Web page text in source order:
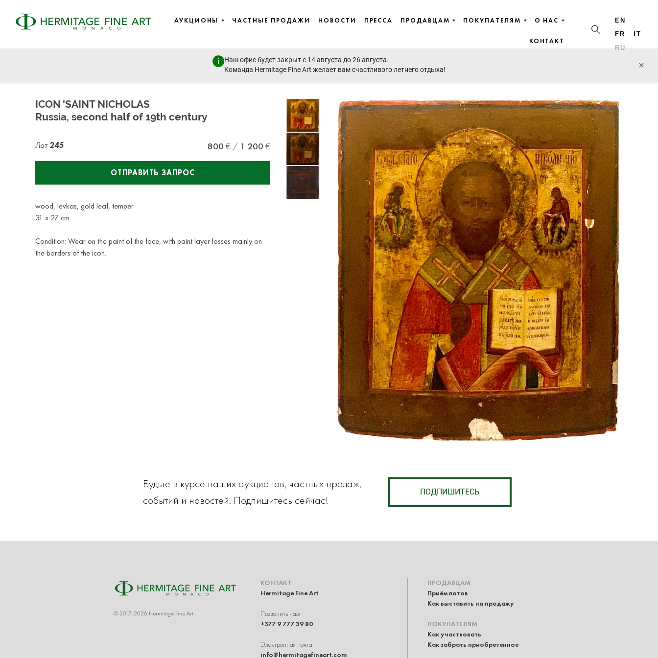
АУКЦИОНЫ ЧАСТНЫЕ ПРОДАЖИ НОВОСТИ ПРЕССА ПРОДАВЦАМ ПОКУПАТЕЛЯМ О НАС
КОНТАКТ
EN
FR
IT
RU
Наш офис будет закрыт с 14 августа до 26 августа.
Команда Hermitage Fine Art желает вам счастливого летнего отдыха!
×
Fine Art: from Old Masters to 19th Century, Modern & Contemporary Art, East European Art, Icons
ICON 'SAINT NICHOLAS
Russia, second half of 19th century
Лот 245 800 1 200
ОТПРАВИТЬ ЗАПРОС
wood, levkas, gold leaf, temper
31 х 27 cm
Condition: Wear on the paint of the face, with paint layer losses mainly on
the borders of the icon.
Будьте в курсе наших аукционов, частных продаж,
событий и новостей. Подпишитесь сейчас!
ПОДПИШИТЕСЬ
© 2017-2026 Hermitage Fine Art
КОНТАКТ
Hermitage Fine Art
Позвонить нам
+377 9 777 39 80
Электронная почта
info@hermitagefineart.com
ПРОДАВЦАМ
Приём лотов
Как выставить на продажу
ПОКУПАТЕЛЯМ
Как участвовать
Как забрать приобретенное